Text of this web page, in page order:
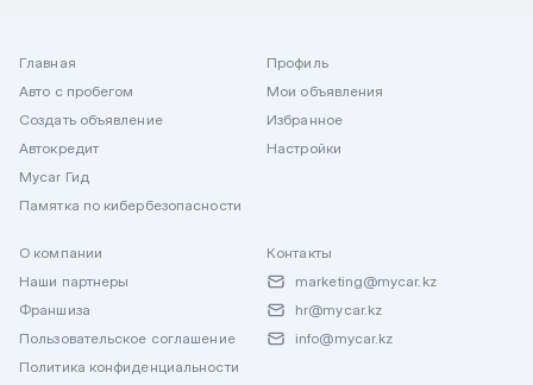
Главная
Авто с пробегом
Создать объявление
Автокредит
Mycar Гид
Памятка по кибербезопасности
Профиль
Мои объявления
Избранное
Настройки
О компании
Наши партнеры
Франшиза
Пользовательское соглашение
Политика конфиденциальности
Контакты
marketing@mycar.kz
hr@mycar.kz
info@mycar.kz